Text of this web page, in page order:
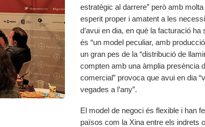
estratègic al darrere” però amb
esperit proper i amatent a les
d’avui en dia, en què la facturació
és “un model peculiar, amb
un gran pes de la “distribució de
compten amb una àmplia presència
comercial” provoca que avui en dia
vegades a l’any”.
El model de negoci és flexible i han
països com la Xina entre els indrets